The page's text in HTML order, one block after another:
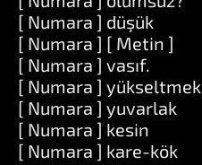
[ Numara ] düşük
[ Numara ] [ Metin ]
[ Numara ] vasıf.
[ Numara ] yükseltmek
[ Numara ] yuvarlak
[ Numara ] kesin
[ Numara ] kare-kök